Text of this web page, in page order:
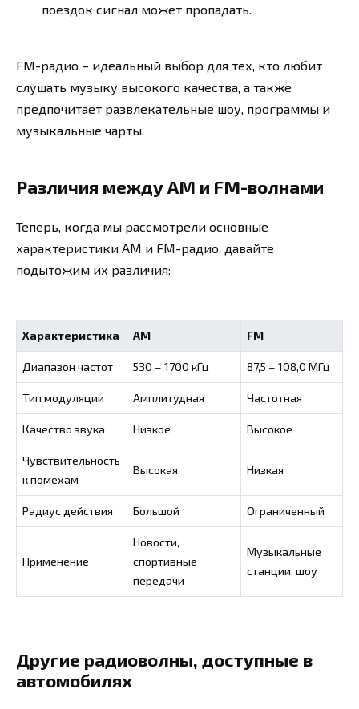
поездок сигнал может пропадать.
FM-радио – идеальный выбор для тех, кто любит
слушать музыку высокого качества, а также
предпочитает развлекательные шоу, программы и
музыкальные чарты.
Различия между AM и FM-волнами
Теперь, когда мы рассмотрели основные
характеристики AM и FM-радио, давайте
подытожим их различия:
Характеристика AM FM
Диапазон частот 530 – 1700 кГц 87,5 – 108,0 МГц
Тип модуляции Амплитудная Частотная
Качество звука Низкое Высокое
Чувствительность
к помехам
Высокая Низкая
Радиус действия Большой Ограниченный
Применение
Новости,
спортивные
передачи
Музыкальные
станции, шоу
Другие радиоволны, доступные в
автомобилях